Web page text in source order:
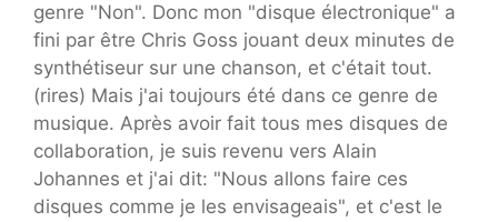
genre "Non". Donc mon "disque électronique" a
fini par être Chris Goss jouant deux minutes de
synthétiseur sur une chanson, et c'était tout.
(rires) Mais j'ai toujours été dans ce genre de
musique. Après avoir fait tous mes disques de
collaboration, je suis revenu vers Alain
Johannes et j'ai dit: "Nous allons faire ces
disques comme je les envisageais", et c'est le